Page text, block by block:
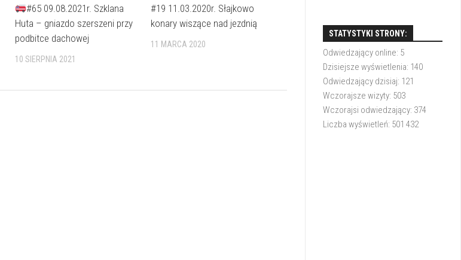
#65 09.08.2021r. Szklana
Huta – gniazdo szerszeni przy
podbitce dachowej
10 SIERPNIA 2021
#19 11.03.2020r. Słajkowo
konary wiszące nad jezdnią
11 MARCA 2020
STATYSTYKI STRONY:
Odwiedzający online: 5
Dzisiejsze wyświetlenia: 140
Odwiedzający dzisiaj: 121
Wczorajsze wizyty: 503
Wczorajsi odwiedzający: 374
Liczba wyświetleń: 501 432